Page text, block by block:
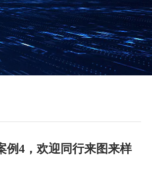
例4，欢迎同行来图来样